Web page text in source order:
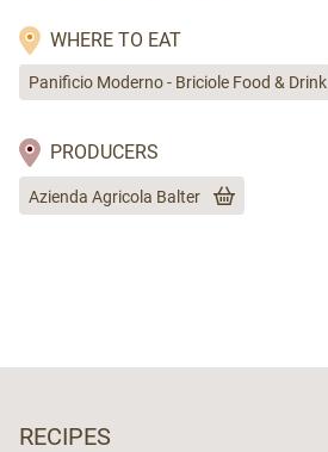
WHERE TO EAT
Panificio Moderno - Briciole Food & Drink
PRODUCERS
Azienda Agricola Balter
RECIPES